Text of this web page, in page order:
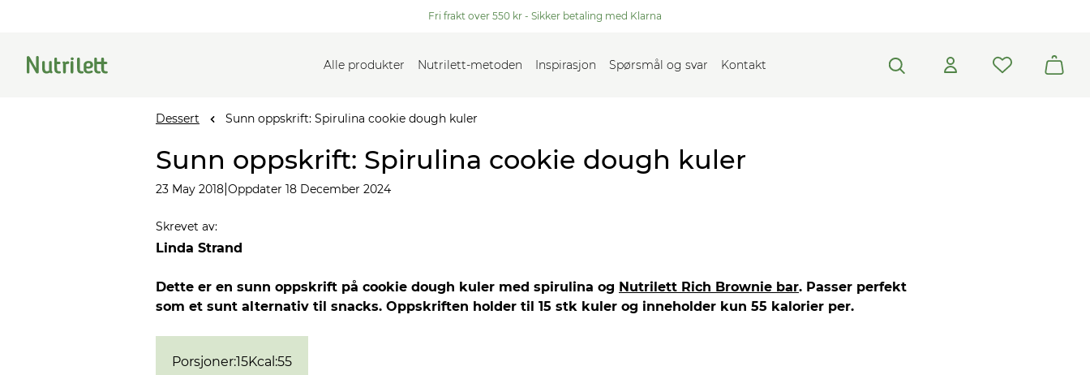
Fri frakt over 550 kr - Sikker betaling med Klarna
Alle produkter Nutrilett-metoden Inspirasjon Spørsmål og svar Kontakt
Dessert Sunn oppskrift: Spirulina cookie dough kuler
Sunn oppskrift: Spirulina cookie dough kuler
23 May 2018 Oppdater 18 December 2024
Skrevet av:
Linda Strand
Dette er en sunn oppskrift på cookie dough kuler med spirulina og Nutrilett Rich Brownie bar. Passer perfekt
som et sunt alternativ til snacks. Oppskriften holder til 15 stk kuler og inneholder kun 55 kalorier per.
Porsjoner:15Kcal :55